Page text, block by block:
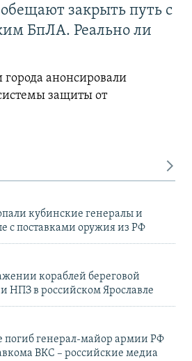
закрыть путь с
БпЛА. Реально ли
города анонсировали
защиты от
кубинские генералы и
с поставками оружия из РФ
кораблей береговой
НПЗ в российском Ярославле
погиб генерал-майор армии РФ
ВКС – российские медиа